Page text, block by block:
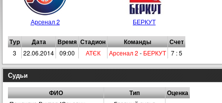
Арсенал 2 БЕРКУТ
Тур Дата Время Стадион Команды Счет
3 22.06.2014 09:00 АТЄК Арсенал 2 - БЕРКУТ 7 : 5
Судьи
ФИО Тип Оценка